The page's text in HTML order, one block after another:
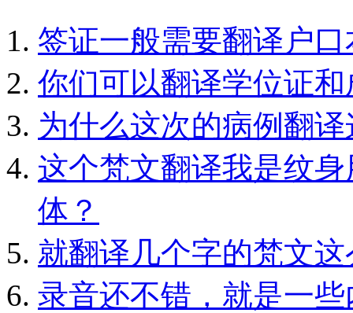
签证一般需要翻译户
你们可以翻译学位证
为什么这次的病例翻
这个梵文翻译我是纹
体？
就翻译几个字的梵文
录音还不错，就是一